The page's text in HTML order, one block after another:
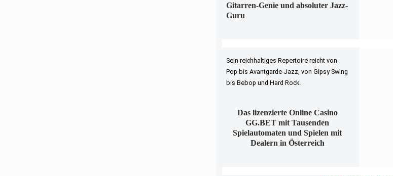
Gitarren-Genie und absoluter Jazz-
Guru
Sein reichhaltiges Repertoire reicht von
Pop bis Avantgarde-Jazz, von Gipsy Swing
bis Bebop und Hard Rock.
Das lizenzierte Online Casino
GG.BET mit Tausenden
Spielautomaten und Spielen mit
Dealern in Österreich